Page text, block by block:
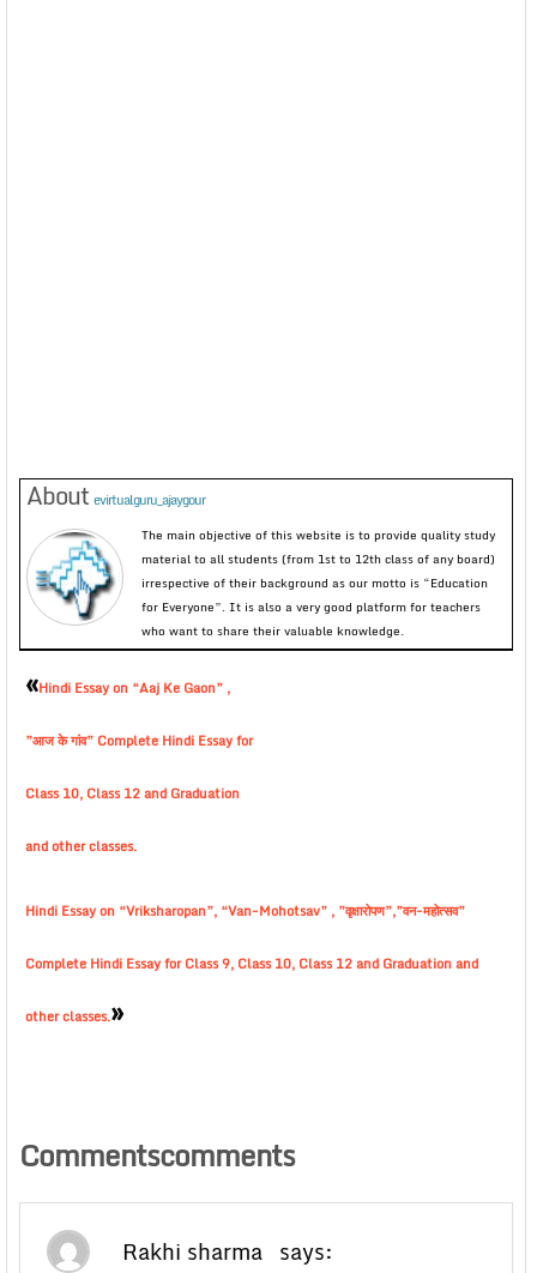
About evirtualguru_ajaygour
The main objective of this website is to provide quality study
material to all students (from 1st to 12th class of any board)
irrespective of their background as our motto is “Education
for Everyone”. It is also a very good platform for teachers
who want to share their valuable knowledge.
«Hindi Essay on “Aaj Ke Gaon” ,
”आज के गांव” Complete Hindi Essay for
Class 10, Class 12 and Graduation
and other classes.
Hindi Essay on “Vriksharopan”, “Van-Mohotsav” , ”वृक्षारोपण”,”वन-महोत्सव”
Complete Hindi Essay for Class 9, Class 10, Class 12 and Graduation and
other classes.»
Commentscomments
Rakhi sharma says: